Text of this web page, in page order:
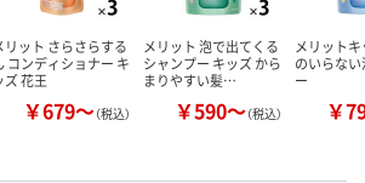
リット さらさらする
コンディショナー キ
ズ 花王
￥679～（税込）
メリット 泡で出てくる
シャンプー キッズ から
まりやすい髪…
￥590～（税込）
メリット
のいらな
ー
￥